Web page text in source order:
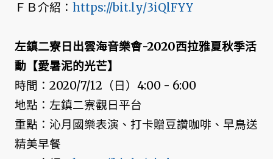
ＦＢ介紹： https://bit.ly/3iQlFYY
左鎮二寮日出雲海音樂會-2020西拉雅夏秋季活
動【愛暑泥的光芒】
時間：2020/7/12（日）4:00 - 6:00
地點：左鎮二寮觀日平台
重點：沁月國樂表演、打卡贈豆讚咖啡、早鳥送
精美早餐